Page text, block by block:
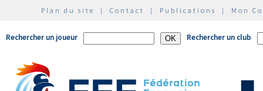
Plan du site | Contact | Publications | Mon
Rechercher un joueur Rechercher un club